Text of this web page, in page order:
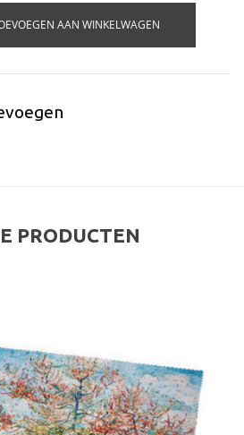
AAN WINKELWAGEN
PRODUCTEN